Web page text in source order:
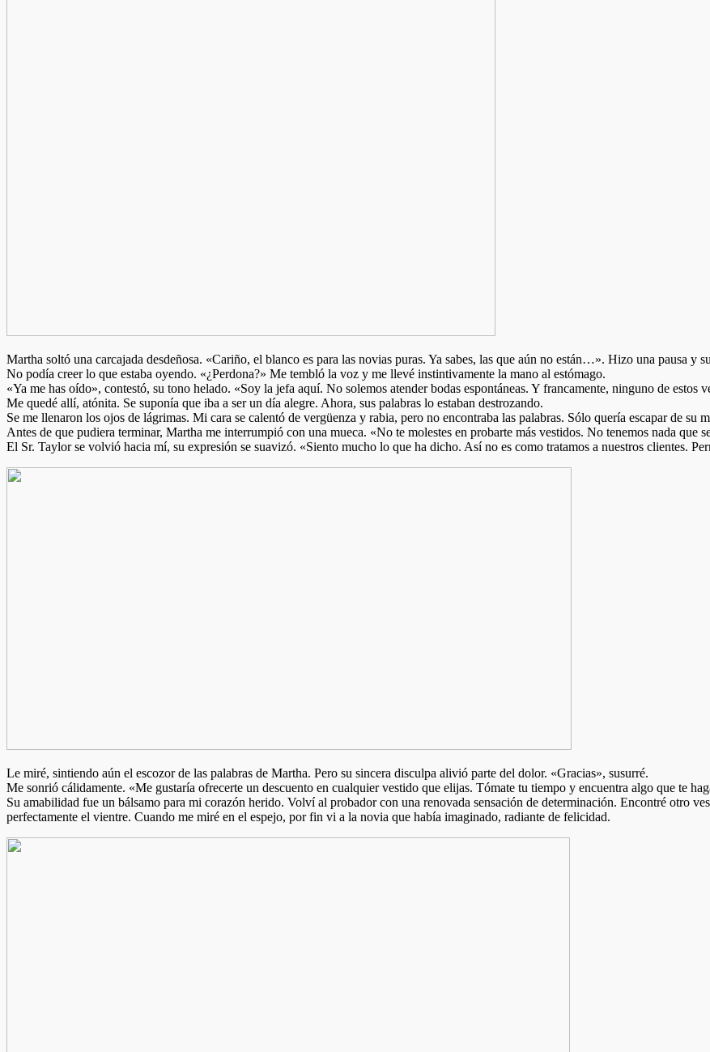
Martha soltó una carcajada desdeñosa. «Cariño, el blanco es para las novias puras. Ya sabes, las que aún no están…». Hizo una pausa
No podía creer lo que estaba oyendo. «¿Perdona?» Me tembló la voz y me llevé instintivamente la mano al estómago.
«Ya me has oído», contestó, su tono helado. «Soy la jefa aquí. No solemos atender bodas espontáneas. Y francamente, ninguno de estos
Me quedé allí, atónita. Se suponía que iba a ser un día alegre. Ahora, sus palabras lo estaban destrozando.
Se me llenaron los ojos de lágrimas. Mi cara se calentó de vergüenza y rabia, pero no encontraba las palabras. Sólo quería escapar de su
Antes de que pudiera terminar, Martha me interrumpió con una mueca. «No te molestes en probarte más vestidos. No tenemos nada que
El Sr. Taylor se volvió hacia mí, su expresión se suavizó. «Siento mucho lo que ha dicho. Así no es como tratamos a nuestros clientes.
Le miré, sintiendo aún el escozor de las palabras de Martha. Pero su sincera disculpa alivió parte del dolor. «Gracias», susurré.
Me sonrió cálidamente. «Me gustaría ofrecerte un descuento en cualquier vestido que elijas. Tómate tu tiempo y encuentra algo que te
Su amabilidad fue un bálsamo para mi corazón herido. Volví al probador con una renovada sensación de determinación. Encontré otro
perfectamente el vientre. Cuando me miré en el espejo, por fin vi a la novia que había imaginado, radiante de felicidad.